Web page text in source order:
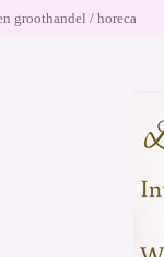
groothandel / horeca